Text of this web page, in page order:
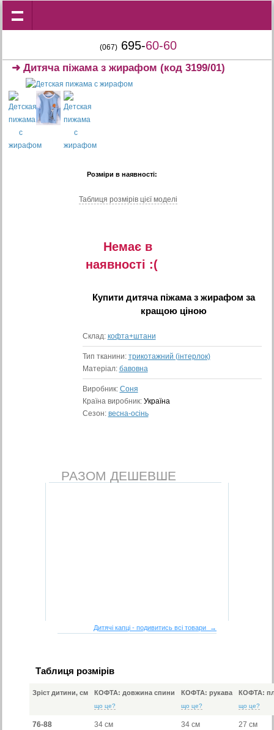
(067) 695-60-60
➜Дитяча піжама з жирафом (код 3199/01)
Розміри в наявності:
Таблиця розмiрiв цiєї моделi
Немає в
наявностi :(
Купити дитяча піжама з жирафом за
кращою ціною
Склад: кофта+штани
Тип тканини: трикотажний (інтерлок)
Матеріал: бавовна
Виробник: Соня
Країна виробник: Україна
Сезон: весна-осінь
РАЗОМ ДЕШЕВШЕ
Дитячі капці - подивитись всі товари →
Таблиця розмірів
Зріст дитини, см КОФТА: довжина спини
що це?
КОФТА: рукава
що це?
КОФТА:
що це?
76-88 34 см 34 см 27 см